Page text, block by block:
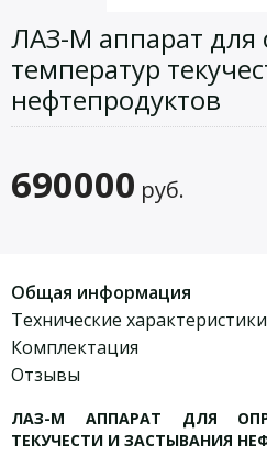
ЛАЗ-М аппарат для
температур
нефтепродуктов
690000 руб.
Общая информация
Технические характеристики
Комплектация
Отзывы
ЛАЗ-М АППАРАТ ДЛЯ
ТЕКУЧЕСТИ И ЗАСТЫВАНИЯ